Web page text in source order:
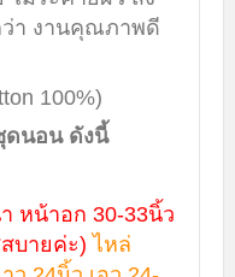
า งานคุณภาพดี
100%)
ดนอน ดังนี้
หน้าอก 30-33นิ้ว
บายค่ะ) ไหล่